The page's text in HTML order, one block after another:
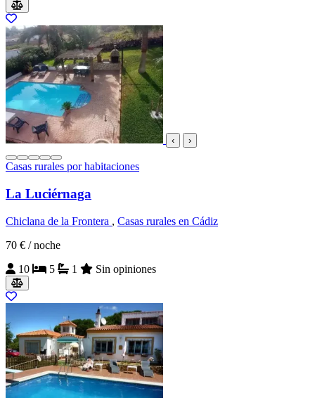
‹ ›
Casas rurales por habitaciones
La Luciérnaga
Chiclana de la Frontera , Casas rurales en Cádiz
70 € / noche
10
5 1 Sin opiniones